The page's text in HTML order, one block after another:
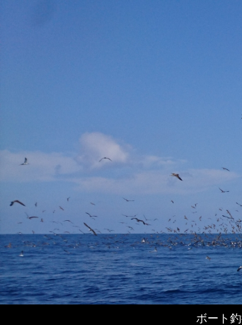
ボート